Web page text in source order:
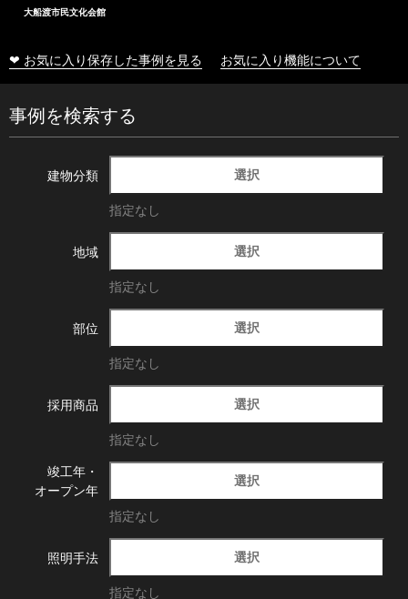
大船渡市民文化会館
❤ お気に入り保存した事例を見る お気に入り機能について
事例を検索する
建物分類 選択
指定なし
地域 選択
指定なし
部位 選択
指定なし
採用商品 選択
指定なし
竣工年・
オープン年
選択
指定なし
照明手法 選択
指定なし